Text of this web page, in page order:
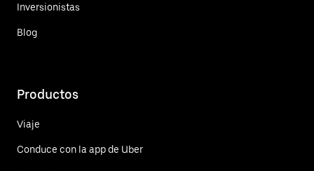
Inversionistas
Blog
Productos
Viaje
Conduce con la app de Uber